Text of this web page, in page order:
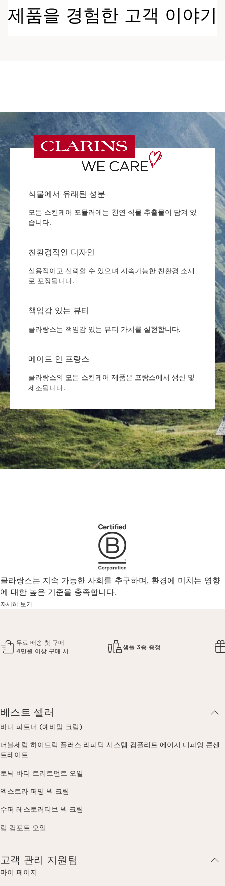
제품을 경험한 고객 이야기
식물에서 유래된 성분
모든 스킨케어 포뮬러에는 천연 식물 추출물이 담겨 있
습니다.
친환경적인 디자인
실용적이고 신뢰할 수 있으며 지속가능한 친환경 소재
로 포장됩니다.
책임감 있는 뷰티
클라랑스는 책임감 있는 뷰티 가치를 실현합니다.
메이드 인 프랑스
클라랑스의 모든 스킨케어 제품은 프랑스에서 생산 및
제조됩니다.
클라랑스는 지속 가능한 사회를 추구하며, 환경에 미치는 영향
에 대한 높은 기준을 충족합니다.
자세히 보기
무료 배송 첫 구매
4만원 이상 구매 시
샘플 3종 증정
베스트 셀러
바디 파트너 (예비맘 크림)
더블세럼 하이드릭 플러스 리피딕 시스템 컴플리트 에이지 디파잉 콘센
트레이트
토닉 바디 트리트먼트 오일
엑스트라 퍼밍 넥 크림
수퍼 레스토러티브 넥 크림
립 컴포트 오일
고객 관리 지원팀
마이 페이지